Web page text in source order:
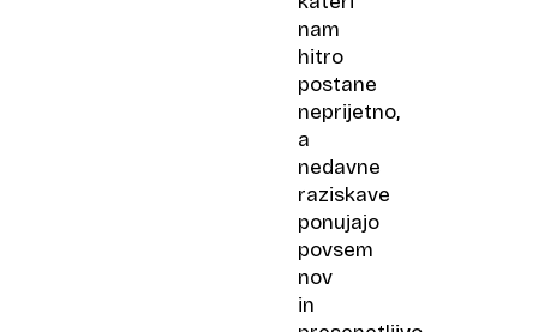
nam
hitro
postane
neprijetno,
a
nedavne
raziskave
ponujajo
povsem
nov
in